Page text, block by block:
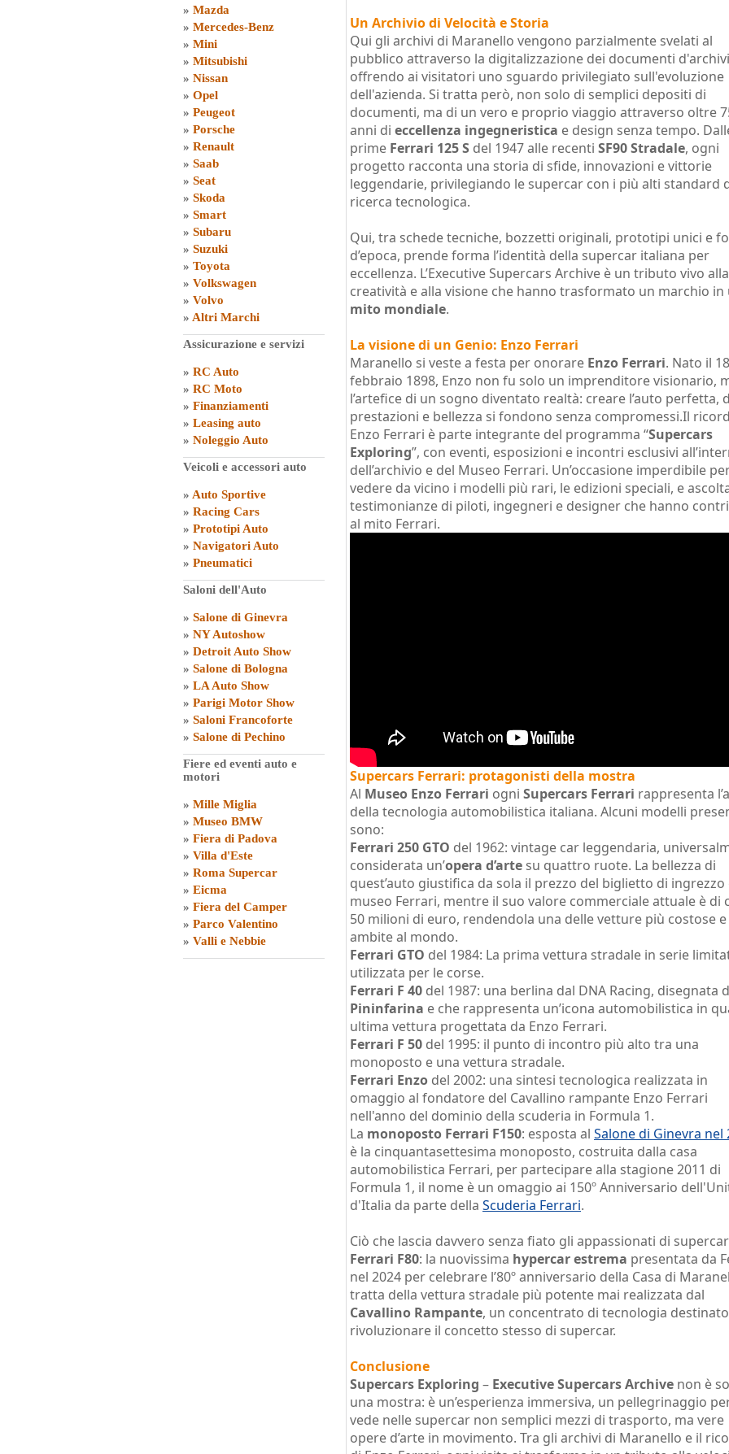
» Mazda
» Mercedes-Benz
» Mini
» Mitsubishi
» Nissan
» Opel
» Peugeot
» Porsche
» Renault
» Saab
» Seat
» Skoda
» Smart
» Subaru
» Suzuki
» Toyota
» Volkswagen
» Volvo
» Altri Marchi
Assicurazione e servizi
» RC Auto
» RC Moto
» Finanziamenti
» Leasing auto
» Noleggio Auto
Veicoli e accessori auto
» Auto Sportive
» Racing Cars
» Prototipi Auto
» Navigatori Auto
» Pneumatici
Saloni dell'Auto
» Salone di Ginevra
» NY Autoshow
» Detroit Auto Show
» Salone di Bologna
» LA Auto Show
» Parigi Motor Show
» Saloni Francoforte
» Salone di Pechino
Fiere ed eventi auto e
motori
» Mille Miglia
» Museo BMW
» Fiera di Padova
» Villa d'Este
» Roma Supercar
» Eicma
» Fiera del Camper
» Parco Valentino
» Valli e Nebbie
Un Archivio di Velocità e Storia
Qui gli archivi di Maranello vengono parzialmente svelati al
pubblico attraverso la digitalizzazione dei documenti
offrendo ai visitatori uno sguardo privilegiato sull'evoluzione
dell'azienda. Si tratta però, non solo di semplici depositi di
documenti, ma di un vero e proprio viaggio attraverso oltre
anni di eccellenza ingegneristica e design senza tempo.
prime Ferrari 125 S del 1947 alle recenti SF90 Stradale, ogni
progetto racconta una storia di sfide, innovazioni e vittorie
leggendarie, privilegiando le supercar con i più alti standard
ricerca tecnologica.
Qui, tra schede tecniche, bozzetti originali, prototipi unici e
d’epoca, prende forma l’identità della supercar italiana per
eccellenza. L’Executive Supercars Archive è un tributo vivo alla
creatività e alla visione che hanno trasformato un marchio in
mito mondiale.
La visione di un Genio: Enzo Ferrari
Maranello si veste a festa per onorare Enzo Ferrari. Nato il 18
febbraio 1898, Enzo non fu solo un imprenditore visionario,
l’artefice di un sogno diventato realtà: creare l’auto perfetta,
prestazioni e bellezza si fondono senza compromessi.Il
Enzo Ferrari è parte integrante del programma “Supercars
Exploring”, con eventi, esposizioni e incontri esclusivi
dell’archivio e del Museo Ferrari. Un’occasione imperdibile
vedere da vicino i modelli più rari, le edizioni speciali, e
testimonianze di piloti, ingegneri e designer che hanno
al mito Ferrari.
Supercars Ferrari: protagonisti della mostra
Al Museo Enzo Ferrari ogni Supercars Ferrari rappresenta
della tecnologia automobilistica italiana. Alcuni modelli
sono:
Ferrari 250 GTO del 1962: vintage car leggendaria,
considerata un’opera d’arte su quattro ruote. La bellezza di
quest’auto giustifica da sola il prezzo del biglietto di ingrezzo
museo Ferrari, mentre il suo valore commerciale attuale è di
50 milioni di euro, rendendola una delle vetture più costose e
ambite al mondo.
Ferrari GTO del 1984: La prima vettura stradale in serie
utilizzata per le corse.
Ferrari F 40 del 1987: una berlina dal DNA Racing, disegnata
Pininfarina e che rappresenta un’icona automobilistica in
ultima vettura progettata da Enzo Ferrari.
Ferrari F 50 del 1995: il punto di incontro più alto tra una
monoposto e una vettura stradale.
Ferrari Enzo del 2002: una sintesi tecnologica realizzata in
omaggio al fondatore del Cavallino rampante Enzo Ferrari
nell'anno del dominio della scuderia in Formula 1.
La monoposto Ferrari F150: esposta al Salone di Ginevra nel
è la cinquantasettesima monoposto, costruita dalla casa
automobilistica Ferrari, per partecipare alla stagione 2011 di
Formula 1, il nome è un omaggio ai 150º Anniversario
d'Italia da parte della Scuderia Ferrari.
Ciò che lascia davvero senza fiato gli appassionati di
Ferrari F80: la nuovissima hypercar estrema presentata da
nel 2024 per celebrare l’80º anniversario della Casa di
tratta della vettura stradale più potente mai realizzata dal
Cavallino Rampante, un concentrato di tecnologia
rivoluzionare il concetto stesso di supercar.
Conclusione
Supercars Exploring – Executive Supercars Archive non è
una mostra: è un’esperienza immersiva, un pellegrinaggio
vede nelle supercar non semplici mezzi di trasporto, ma vere
opere d’arte in movimento. Tra gli archivi di Maranello e il